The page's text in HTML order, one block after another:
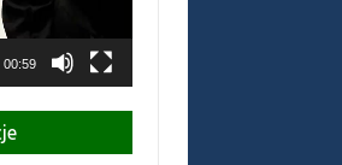
00:59